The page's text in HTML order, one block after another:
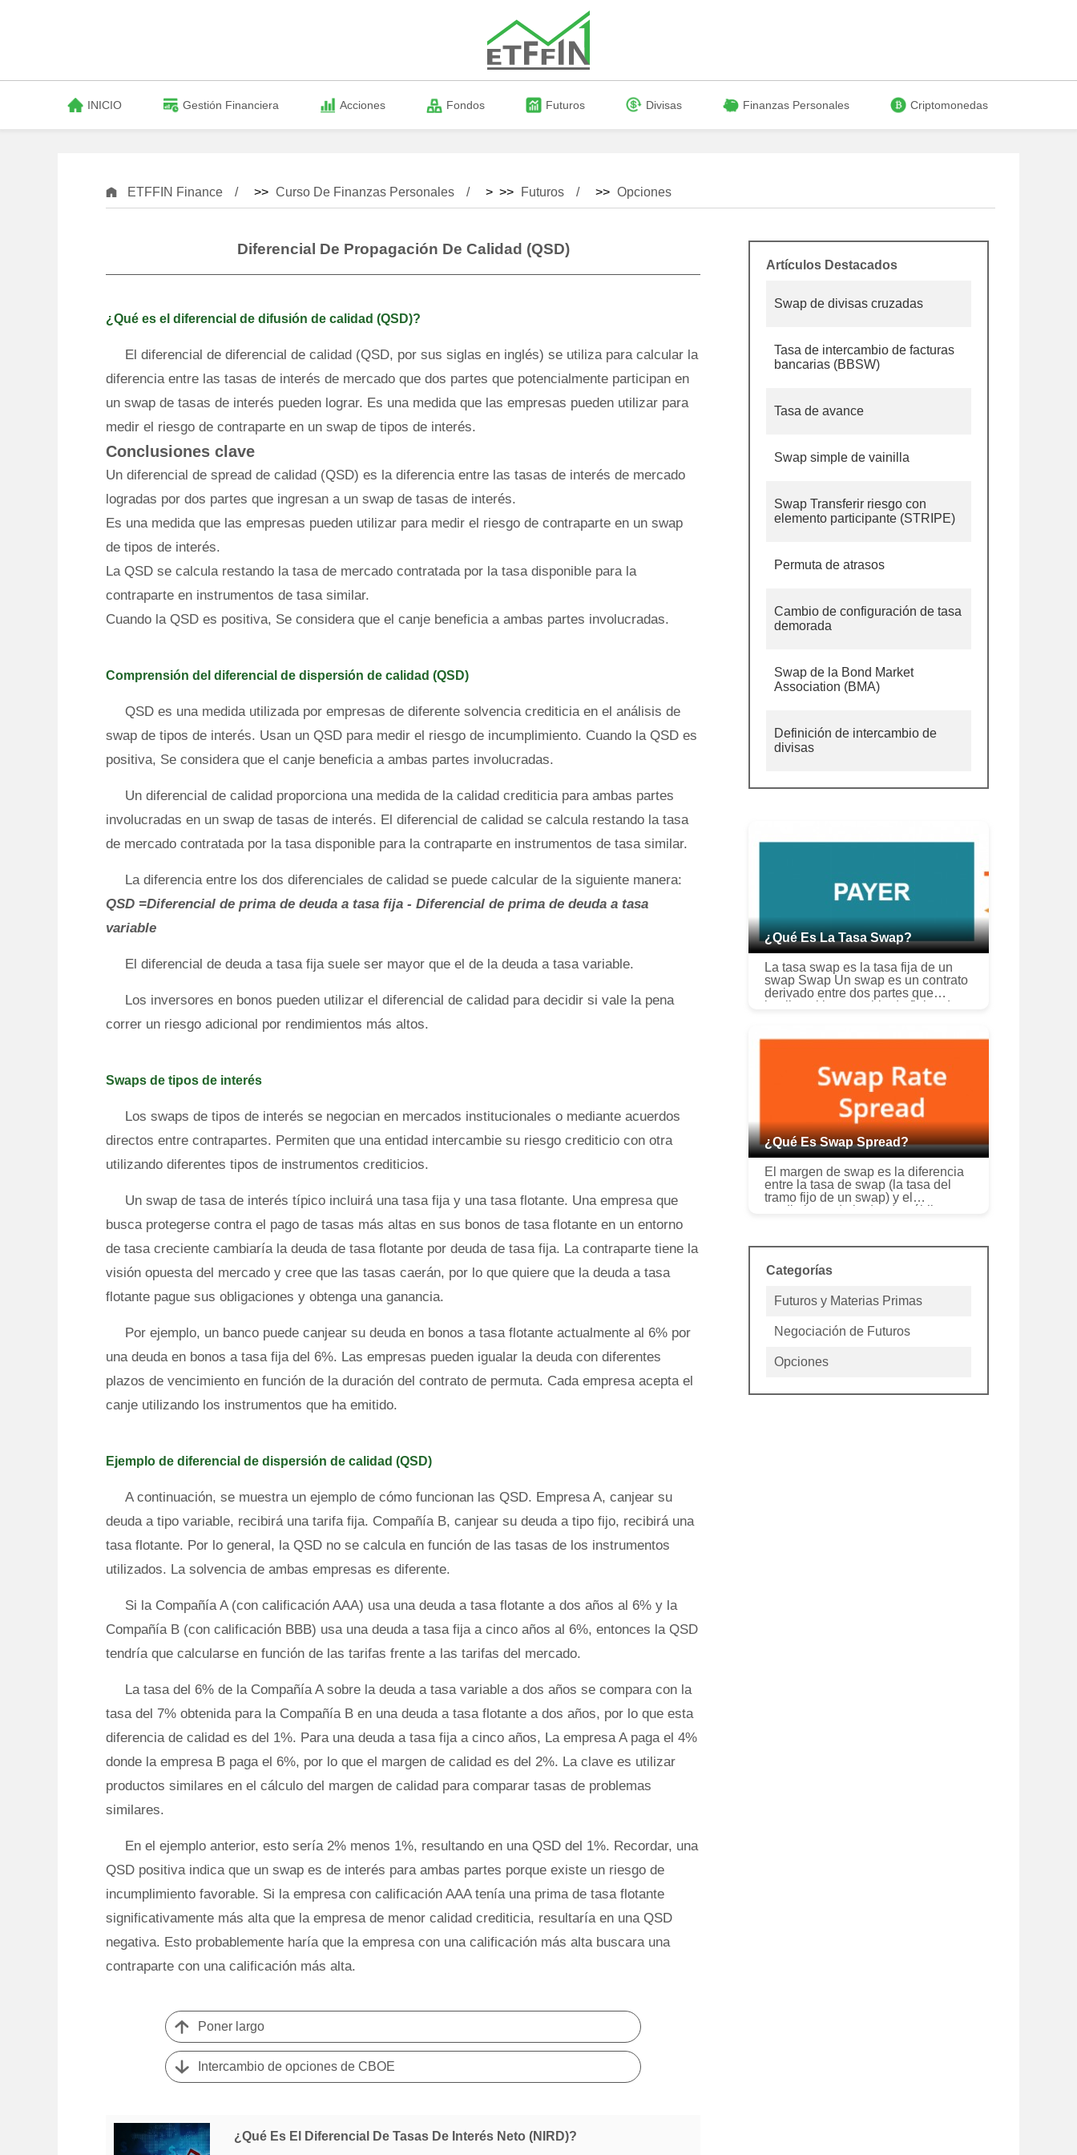
INICIO Gestión Financiera Acciones Fondos Futuros Divisas Finanzas Personales Criptomonedas
ETFFIN Finance >> Curso De Finanzas Personales > >> Futuros >> Opciones
Diferencial De Propagación De Calidad (QSD)
¿Qué es el diferencial de difusión de calidad (QSD)?
El diferencial de diferencial de calidad (QSD, por sus siglas en inglés) se utiliza para calcular la
diferencia entre las tasas de interés de mercado que dos partes que potencialmente participan en
un swap de tasas de interés pueden lograr. Es una medida que las empresas pueden utilizar para
medir el riesgo de contraparte en un swap de tipos de interés.
Conclusiones clave
Un diferencial de spread de calidad (QSD) es la diferencia entre las tasas de interés de mercado
logradas por dos partes que ingresan a un swap de tasas de interés.
Es una medida que las empresas pueden utilizar para medir el riesgo de contraparte en un swap
de tipos de interés.
La QSD se calcula restando la tasa de mercado contratada por la tasa disponible para la
contraparte en instrumentos de tasa similar.
Cuando la QSD es positiva, Se considera que el canje beneficia a ambas partes involucradas.
Comprensión del diferencial de dispersión de calidad (QSD)
QSD es una medida utilizada por empresas de diferente solvencia crediticia en el análisis de
swap de tipos de interés. Usan un QSD para medir el riesgo de incumplimiento. Cuando la QSD es
positiva, Se considera que el canje beneficia a ambas partes involucradas.
Un diferencial de calidad proporciona una medida de la calidad crediticia para ambas partes
involucradas en un swap de tasas de interés. El diferencial de calidad se calcula restando la tasa
de mercado contratada por la tasa disponible para la contraparte en instrumentos de tasa similar.
La diferencia entre los dos diferenciales de calidad se puede calcular de la siguiente manera:
QSD =Diferencial de prima de deuda a tasa fija - Diferencial de prima de deuda a tasa
variable
El diferencial de deuda a tasa fija suele ser mayor que el de la deuda a tasa variable.
Los inversores en bonos pueden utilizar el diferencial de calidad para decidir si vale la pena
correr un riesgo adicional por rendimientos más altos.
Swaps de tipos de interés
Los swaps de tipos de interés se negocian en mercados institucionales o mediante acuerdos
directos entre contrapartes. Permiten que una entidad intercambie su riesgo crediticio con otra
utilizando diferentes tipos de instrumentos crediticios.
Un swap de tasa de interés típico incluirá una tasa fija y una tasa flotante. Una empresa que
busca protegerse contra el pago de tasas más altas en sus bonos de tasa flotante en un entorno
de tasa creciente cambiaría la deuda de tasa flotante por deuda de tasa fija. La contraparte tiene la
visión opuesta del mercado y cree que las tasas caerán, por lo que quiere que la deuda a tasa
flotante pague sus obligaciones y obtenga una ganancia.
Por ejemplo, un banco puede canjear su deuda en bonos a tasa flotante actualmente al 6% por
una deuda en bonos a tasa fija del 6%. Las empresas pueden igualar la deuda con diferentes
plazos de vencimiento en función de la duración del contrato de permuta. Cada empresa acepta el
canje utilizando los instrumentos que ha emitido.
Ejemplo de diferencial de dispersión de calidad (QSD)
A continuación, se muestra un ejemplo de cómo funcionan las QSD. Empresa A, canjear su
deuda a tipo variable, recibirá una tarifa fija. Compañía B, canjear su deuda a tipo fijo, recibirá una
tasa flotante. Por lo general, la QSD no se calcula en función de las tasas de los instrumentos
utilizados. La solvencia de ambas empresas es diferente.
Si la Compañía A (con calificación AAA) usa una deuda a tasa flotante a dos años al 6% y la
Compañía B (con calificación BBB) usa una deuda a tasa fija a cinco años al 6%, entonces la QSD
tendría que calcularse en función de las tarifas frente a las tarifas del mercado.
La tasa del 6% de la Compañía A sobre la deuda a tasa variable a dos años se compara con la
tasa del 7% obtenida para la Compañía B en una deuda a tasa flotante a dos años, por lo que esta
diferencia de calidad es del 1%. Para una deuda a tasa fija a cinco años, La empresa A paga el 4%
donde la empresa B paga el 6%, por lo que el margen de calidad es del 2%. La clave es utilizar
productos similares en el cálculo del margen de calidad para comparar tasas de problemas
similares.
En el ejemplo anterior, esto sería 2% menos 1%, resultando en una QSD del 1%. Recordar, una
QSD positiva indica que un swap es de interés para ambas partes porque existe un riesgo de
incumplimiento favorable. Si la empresa con calificación AAA tenía una prima de tasa flotante
significativamente más alta que la empresa de menor calidad crediticia, resultaría en una QSD
negativa. Esto probablemente haría que la empresa con una calificación más alta buscara una
contraparte con una calificación más alta.
Poner largo
Intercambio de opciones de CBOE
¿Qué Es El Diferencial De Tasas De Interés Neto (NIRD)?
Artículos Destacados
Swap de divisas cruzadas
Tasa de intercambio de facturas
bancarias (BBSW)
Tasa de avance
Swap simple de vainilla
Swap Transferir riesgo con
elemento participante (STRIPE)
Permuta de atrasos
Cambio de configuración de tasa
demorada
Swap de la Bond Market
Association (BMA)
Definición de intercambio de
divisas
¿Qué Es La Tasa Swap?
La tasa swap es la tasa fija de un
swap Swap Un swap es un contrato
derivado entre dos partes que
implica el intercambio de flujos de
¿Qué Es Swap Spread?
El margen de swap es la diferencia
entre la tasa de swap (la tasa del
tramo fijo de un swap) y el
rendimiento de la deuda pública con
Categorías
Futuros y Materias Primas
Negociación de Futuros
Opciones